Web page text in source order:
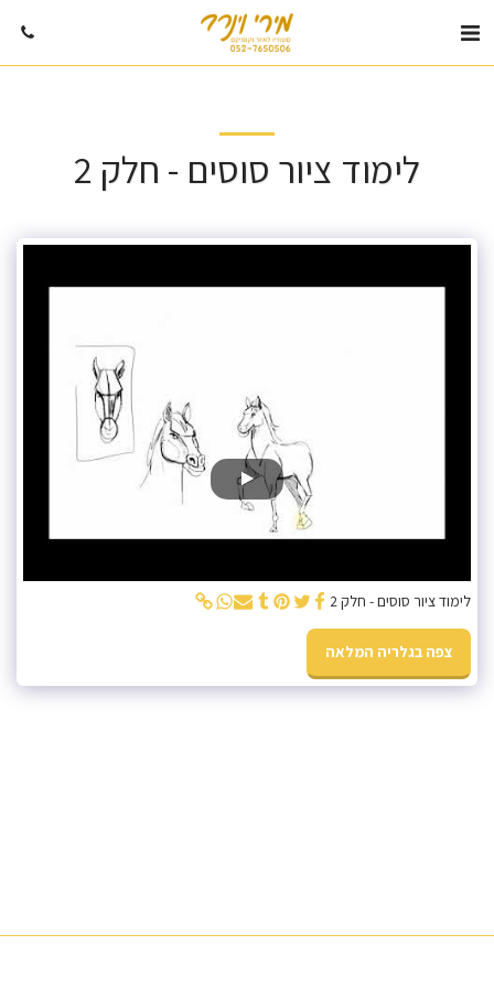
לימוד ציור סוסים - חלק 2
לימוד ציור סוסים - חלק 2
צפה בגלריה המלאה